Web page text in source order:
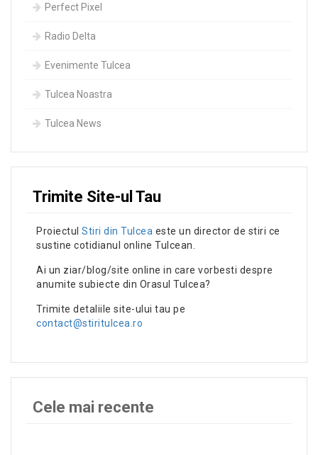
Perfect Pixel
Radio Delta
Evenimente Tulcea
Tulcea Noastra
Tulcea News
Trimite Site-ul Tau
Proiectul Stiri din Tulcea este un director de stiri ce
sustine cotidianul online Tulcean.
Ai un ziar/blog/site online in care vorbesti despre
anumite subiecte din Orasul Tulcea?
Trimite detaliile site-ului tau pe
contact@stiritulcea.ro
Cele mai recente